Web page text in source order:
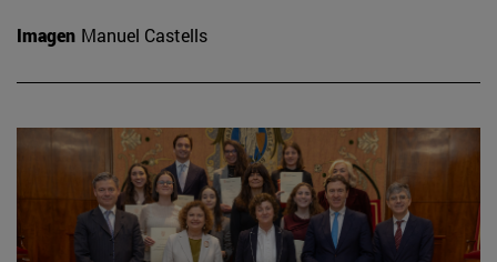
Imagen Manuel Castells